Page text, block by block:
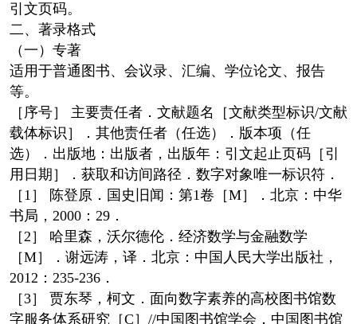
引文页码。
二、著录格式
（一）专著
适用于普通图书、会议录、汇编、学位论文、报告
等。
［序号］ 主要责任者．文献题名［文献类型标识/文献
载体标识］．其他责任者（任选）．版本项（任
选）．出版地：出版者，出版年：引文起止页码［引
用日期］．获取和访间路径．数字对象唯一标识符．
［1］ 陈登原．国史旧闻：第1卷［M］．北京：中华
书局，2000：29．
［2］ 哈里森，沃尔德伦．经济数学与金融数学
［M］．谢远涛，译．北京：中国人民大学出版社，
2012：235-236．
［3］ 贾东琴，柯文．面向数字素养的高校图书馆数
字服务体系研究［C］//中国图书馆学会．中国图书馆